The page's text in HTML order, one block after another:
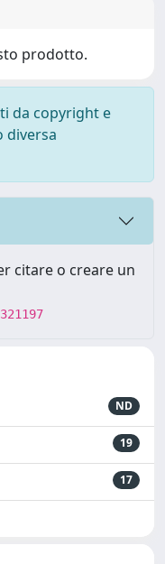
prodotto.
da copyright e
diversa
citare o creare un
ND
19
17